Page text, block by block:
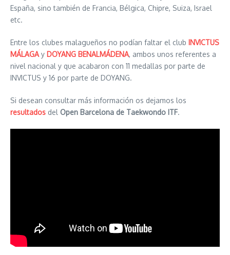
España, sino también de Francia, Bélgica, Chipre, Suiza, Israel
etc.
Entre los clubes malagueños no podían faltar el club INVICTUS
MÁLAGA y DOYANG BENALMÁDENA, ambos unos referentes a
nivel nacional y que acabaron con 11 medallas por parte de
INVICTUS y 16 por parte de DOYANG.
Si desean consultar más información os dejamos los
resultados del Open Barcelona de Taekwondo ITF.